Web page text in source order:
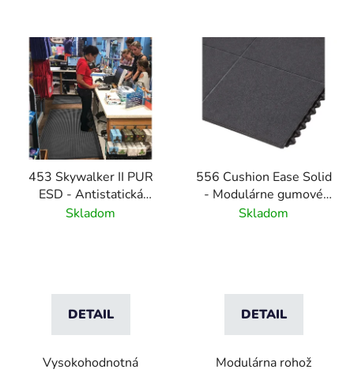
453 Skywalker II PUR
ESD - Antistatická
polyuretánová rohož s
Skladom
DETAIL
Vysokohodnotná
556 Cushion Ease Solid
- Modulárne gumové
dlaždice pre ťažkú
Skladom
DETAIL
Modulárna rohož